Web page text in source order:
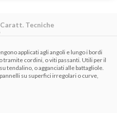
Caratt. Tecniche
applicati agli angoli e lungo i bordi
tramite cordini, o viti passanti. Utili per il
tendalino, o agganciati alle battagliole.
su superfici irregolari o curve,